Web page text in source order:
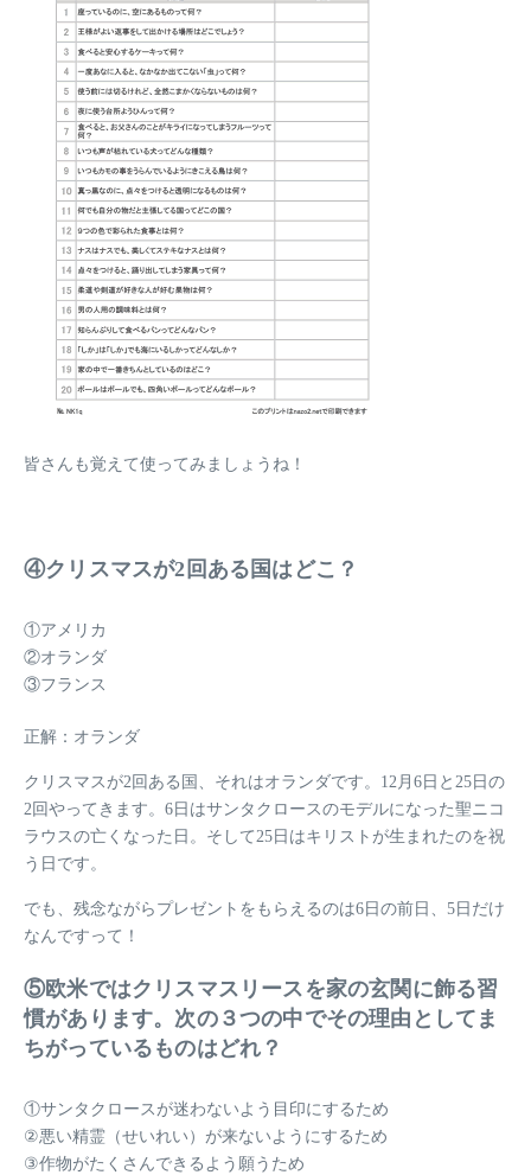
皆さんも覚えて使ってみましょうね！
④クリスマスが2回ある国はどこ？
①アメリカ
②オランダ
③フランス
正解：オランダ
クリスマスが2回ある国、それはオランダです。12月6日と25日の
2回やってきます。6日はサンタクロースのモデルになった聖ニコ
ラウスの亡くなった日。そして25日はキリストが生まれたのを祝
う日です。
でも、残念ながらプレゼントをもらえるのは6日の前日、5日だけ
なんですって！
⑤欧米ではクリスマスリースを家の玄関に飾る習
慣があります。次の３つの中でその理由としてま
ちがっているものはどれ？
①サンタクロースが迷わないよう目印にするため
②悪い精霊（せいれい）が来ないようにするため
③作物がたくさんできるよう願うため